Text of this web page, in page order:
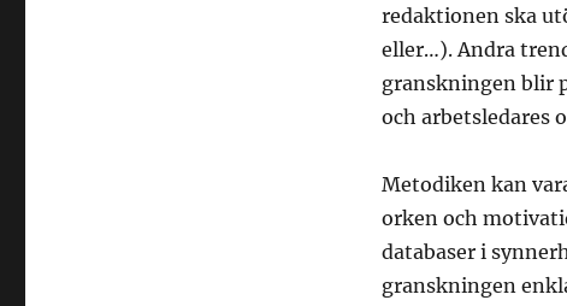
redaktionen ska
eller…). Andra
granskningen blir
och arbetsledares
Metodiken kan
orken och
databaser i
granskningen